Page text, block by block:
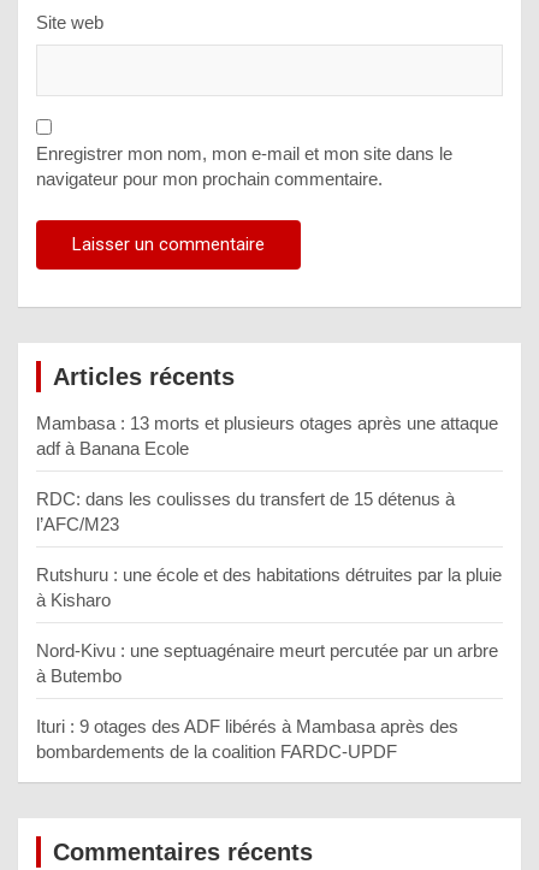
Site web
Enregistrer mon nom, mon e-mail et mon site dans le
navigateur pour mon prochain commentaire.
Articles récents
Mambasa : 13 morts et plusieurs otages après une attaque
adf à Banana Ecole
RDC: dans les coulisses du transfert de 15 détenus à
l’AFC/M23
Rutshuru : une école et des habitations détruites par la pluie
à Kisharo
Nord-Kivu : une septuagénaire meurt percutée par un arbre
à Butembo
Ituri : 9 otages des ADF libérés à Mambasa après des
bombardements de la coalition FARDC-UPDF
Commentaires récents